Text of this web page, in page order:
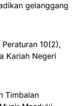
gelanggang
10(2),
Kariah Negeri
Timbalan